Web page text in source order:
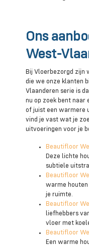
Ons
West-
Bij Vloerbezorgd zijn
die we onze klanten
Vlaanderen serie is
nu op zoek bent
of juist een warmere
vind je vast wat je
uitvoeringen voor je
Beautifloor
Deze lichte
subtiele
Beautifloor
warme
je ruimte.
Beautifloor
liefhebbers
vloer met
Beautifloor
Een warme